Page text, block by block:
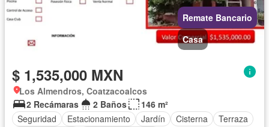
Remate Bancario
Casa
$ 1,535,000 MXN
Los Almendros, Coatzacoalcos
2 Recámaras
2 Baños
146 m²
Seguridad
Estacionamiento Jardín Cisterna
Terraza